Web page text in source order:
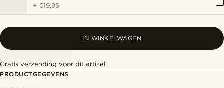
+€19,95
IN WINKELWAGEN
Gratis verzending voor dit artikel
PRODUCTGEGEVENS